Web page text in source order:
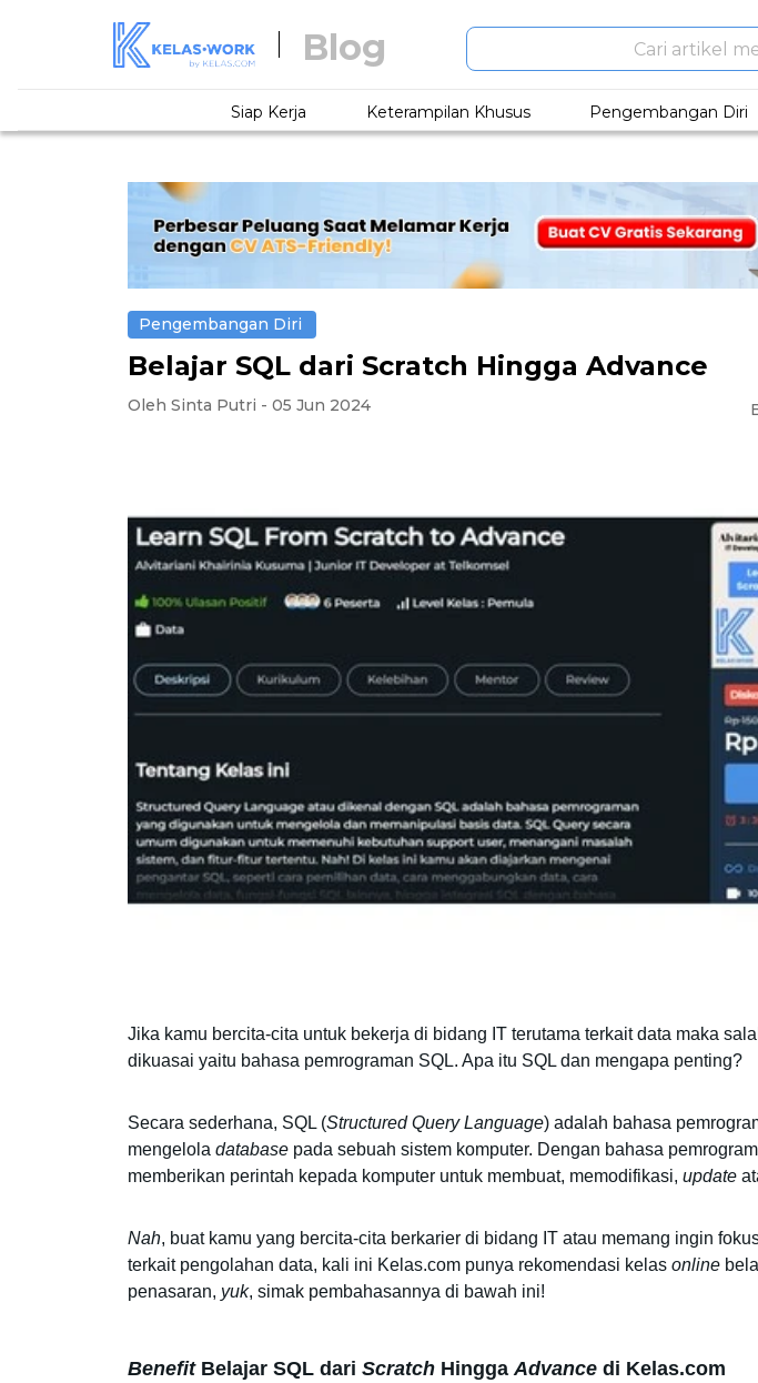
Blog
Siap Kerja Keterampilan Khusus Pengembangan Diri
Pengembangan Diri
Belajar SQL dari Scratch Hingga Advance
Oleh Sinta Putri - 05 Jun 2024
Jika kamu bercita-cita untuk bekerja di bidang IT terutama terkait data maka
dikuasai yaitu bahasa pemrograman SQL. Apa itu SQL dan mengapa penting?
Secara sederhana, SQL (Structured Query Language) adalah bahasa
mengelola database pada sebuah sistem komputer. Dengan bahasa
memberikan perintah kepada komputer untuk membuat, memodifikasi, update
Nah, buat kamu yang bercita-cita berkarier di bidang IT atau memang ingin
terkait pengolahan data, kali ini Kelas.com punya rekomendasi kelas online
penasaran, yuk, simak pembahasannya di bawah ini!
Benefit Belajar SQL dari Scratch Hingga Advance di Kelas.com